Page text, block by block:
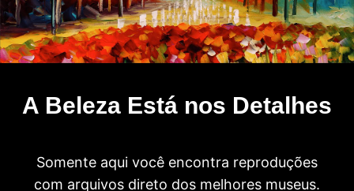
A Beleza Está nos Detalhes
Somente aqui você encontra reproduções
com arquivos direto dos melhores museus.